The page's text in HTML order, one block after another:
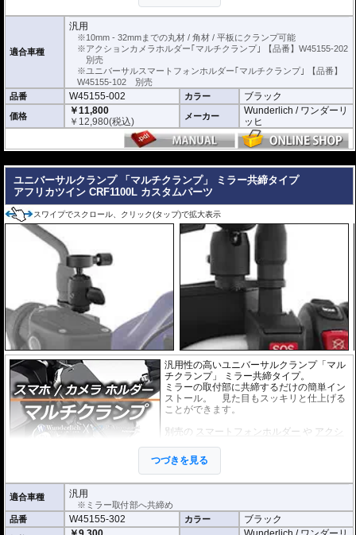
別売のスマートフォンホルダー
ョンカメラホルダーをご利用頂くことで、スマートに搭載が可能になります。
取付、取り外しは付属の専用トグルを使用して行います。 取り付けた後は、
トグルを外せば盗難を防ぐ事ができます。
ブラックアルマイト仕上げ アルミニウム製。
適合車種
汎用
※10mm - 32mmまでの丸材 / 角材 / 平板にクランプ可能
※アクションカメラホルダー｢マルチクランプ｣ 【品番】W45155-202
別売
※ユニバーサルスマートフォンホルダー｢マルチクランプ｣ 【品番】
W45155-102 別売
品番
W45155-002 カラー ブラック
価格
￥11,800
￥ 12,980(税込) メーカー
Wunderlich / ワンダーリ
ッヒ
ユニバーサルクランプ 「マルチクランプ」 ミラー共締タイプ
アフリカツイン CRF1100L カスタムパーツ
スワイプでスクロール、クリック(タップ)で拡大表示
汎用性の高いユニバーサルクランプ「マル
チクランプ」 ミラー共締タイプ。
ミラーの取付部に共締するだけの簡単イン
ストール。 見た目もスッキリと仕上げる
ことができます。
別売の
スマートフォンホルダー や アクシ
スマートに搭載が可能になります。
つづきを見る
適合車種 汎用
※ミラー取付部へ共締め
品番
W45155-302 カラー ブラック